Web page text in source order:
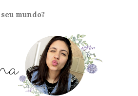
mundo?